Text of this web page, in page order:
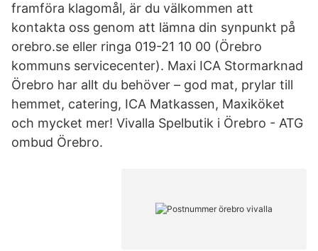
framföra klagomål, är du välkommen att
kontakta oss genom att lämna din synpunkt på
orebro.se eller ringa 019-21 10 00 (Örebro
kommuns servicecenter). Maxi ICA Stormarknad
Örebro har allt du behöver – god mat, prylar till
hemmet, catering, ICA Matkassen, Maxiköket
och mycket mer! Vivalla Spelbutik i Örebro - ATG
ombud Örebro.